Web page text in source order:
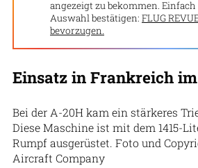
angezeigt zu bekommen.
Auswahl bestätigen: FLUG
bevorzugen.
Einsatz in Frankreich
Bei der A-20H kam ein stärkeres
Diese Maschine ist mit dem 1415-
Rumpf ausgerüstet. Foto und
Aircraft Company